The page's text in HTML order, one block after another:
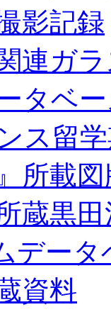
影記録
連ガ
タベ
ス留
所載
蔵黒
データ
資料